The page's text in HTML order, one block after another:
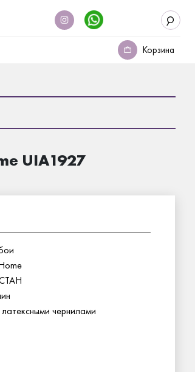
Корзина
UIA1927
чернилами